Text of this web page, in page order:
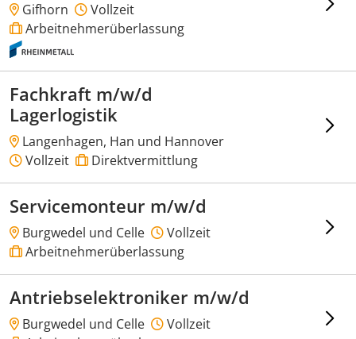
Gifhorn
Vollzeit
Arbeitnehmerüberlassung
Fachkraft m/w/d
Lagerlogistik
Langenhagen, Han und Hannover
Vollzeit
Direktvermittlung
Servicemonteur m/w/d
Burgwedel und Celle
Vollzeit
Arbeitnehmerüberlassung
Antriebselektroniker m/w/d
Burgwedel und Celle
Vollzeit